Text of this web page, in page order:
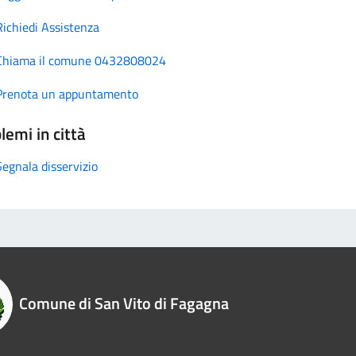
Assistenza
il comune 0432808024
un appuntamento
in città
disservizio
Comune di San Vito di Fagagna